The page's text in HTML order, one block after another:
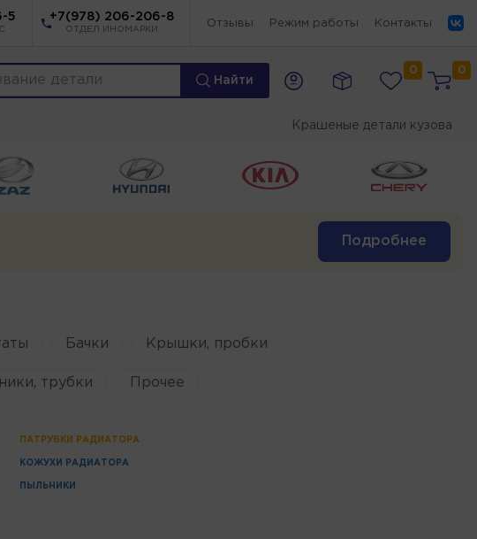
5 +7(978) 206-206-8
ОТДЕЛ ИНОМАРКИ
Отзывы Режим работы Контакты
Найти
0 0
Крашеные детали кузова
Подробнее
Бачки Крышки, пробки
трубки Прочее
ПАТРУБКИ РАДИАТОРА
КОЖУХИ РАДИАТОРА
ПЫЛЬНИКИ